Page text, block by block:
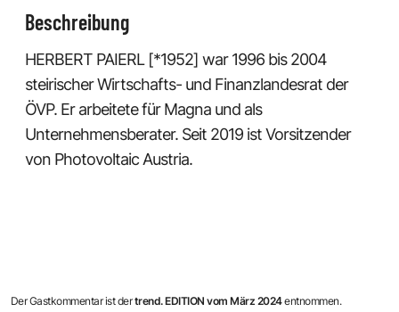
Beschreibung
HERBERT PAIERL [*1952] war 1996 bis 2004
steirischer Wirtschafts- und Finanzlandesrat der
ÖVP. Er arbeitete für Magna und als
Unternehmensberater. Seit 2019 ist Vorsitzender
von Photovoltaic Austria.
Der Gastkommentar ist dertrend. EDITION vom März 2024entnommen.